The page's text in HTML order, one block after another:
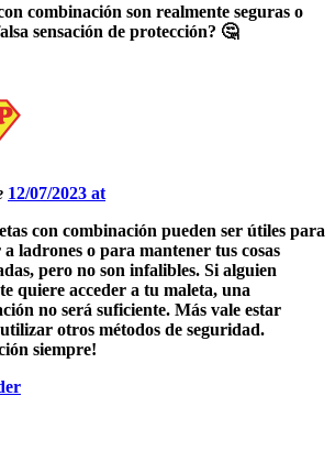
combinación son realmente seguras o
sensación de protección? 🤔
12/07/2023 at
con combinación pueden ser útiles para
ladrones o para mantener tus cosas
pero no son infalibles. Si alguien
quiere acceder a tu maleta, una
no será suficiente. Más vale estar
otros métodos de seguridad.
siempre!